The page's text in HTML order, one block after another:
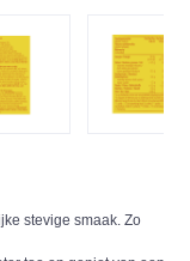
stevige smaak. Zo